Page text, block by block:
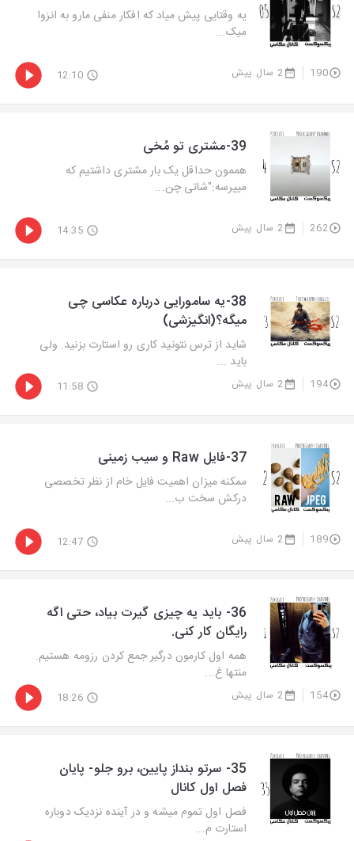
یه وقتایی پیش میاد که افکار منفی مارو به انزوا
میک...
190 2 سال پیش 12:10
39-مشتری تو مُخی
هممون حداقل یک بار مشتری داشتیم که
میپرسه:"شاتی چن...
262 2 سال پیش 14:35
38-یه سامورایی درباره عکاسی چی
میگه؟(انگیزشی)
شاید از ترس نتونید کاری رو استارت بزنید. ولی
باید ...
194 2 سال پیش 11:58
37-فایل Raw و سیب زمینی
ممکنه میزان اهمیت فایل خام از نظر تخصصی
درکش سخت ب...
189 2 سال پیش 12:47
36- باید یه چیزی گیرت بیاد، حتی اگه
رایگان کار کنی.
همه اول کارمون درگیر جمع کردن رزومه هستیم.
منتها غ...
154 2 سال پیش 18:26
35- سرتو بنداز پایین، برو جلو- پایان
فصل اول کانال
فصل اول تموم میشه و در آینده نزدیک دوباره
استارت م...